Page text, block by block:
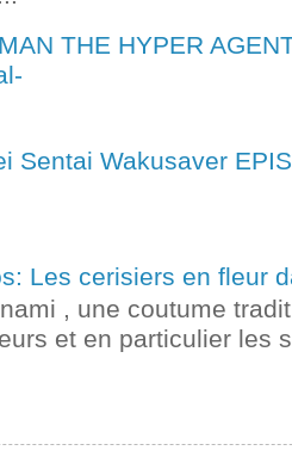
THE HYPER
Sentai Wakusaver
Les cerisiers en fleur
, une coutume
et en particulier les